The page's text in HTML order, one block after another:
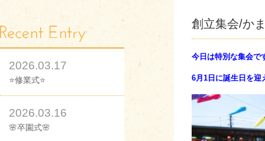
2026.03.17
⭐修業式⭐
2026.03.16
🌸卒園式🌸
創立集会/か
今日は特別な集会で
6月1日に誕生日を迎